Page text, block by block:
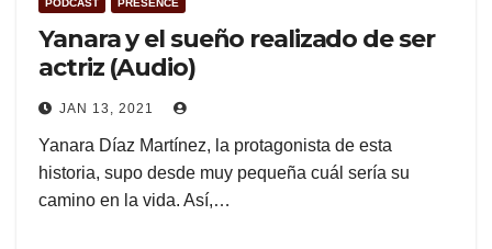
PODCAST PRESENCE
Yanara y el sueño realizado de ser
actriz (Audio)
JAN 13, 2021
Yanara Díaz Martínez, la protagonista de esta
historia, supo desde muy pequeña cuál sería su
camino en la vida. Así,…